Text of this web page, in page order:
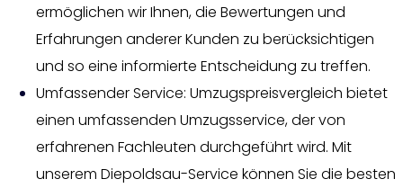
ermöglichen wir Ihnen, die Bewertungen und
Erfahrungen anderer Kunden zu berücksichtigen
und so eine informierte Entscheidung zu treffen.
Umfassender Service: Umzugspreisvergleich bietet
einen umfassenden Umzugsservice, der von
erfahrenen Fachleuten durchgeführt wird. Mit
unserem Diepoldsau-Service können Sie die besten